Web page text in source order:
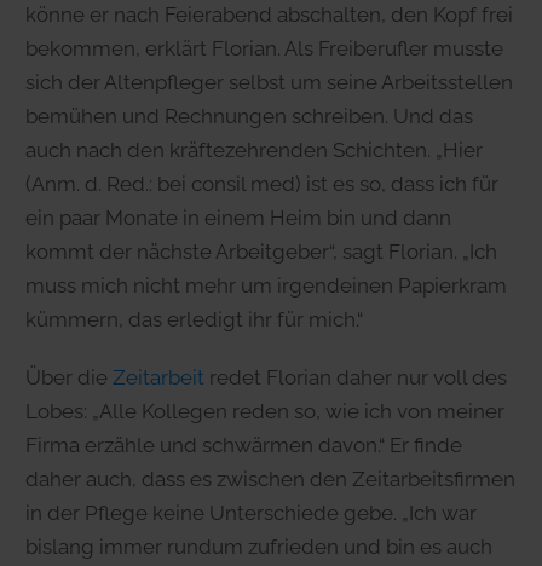
könne er nach Feierabend abschalten, den Kopf frei
bekommen, erklärt Florian. Als Freiberufler musste
sich der Altenpfleger selbst um seine Arbeitsstellen
bemühen und Rechnungen schreiben. Und das
auch nach den kräftezehrenden Schichten. „Hier
(Anm. d. Red.: bei consil med) ist es so, dass ich für
ein paar Monate in einem Heim bin und dann
kommt der nächste Arbeitgeber“, sagt Florian. „Ich
muss mich nicht mehr um irgendeinen Papierkram
kümmern, das erledigt ihr für mich.“
Über die Zeitarbeit redet Florian daher nur voll des
Lobes: „Alle Kollegen reden so, wie ich von meiner
Firma erzähle und schwärmen davon.“ Er finde
daher auch, dass es zwischen den Zeitarbeitsfirmen
in der Pflege keine Unterschiede gebe. „Ich war
bislang immer rundum zufrieden und bin es auch